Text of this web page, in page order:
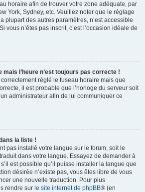
horaire afin de trouver votre zone adéquate, par
York, Sydney, etc. Veuillez noter que le réglage
plupart des autres paramètres, n’est accessible
vous n’êtes pas inscrit, c’est l’occasion idéale de
mais l’heure n’est toujours pas correcte !
réglé le fuseau horaire mais que
il est probable que l’horloge du serveur soit
administrateur afin de lui communiquer ce
la liste !
pas installé votre langue sur le forum, soit le
dans votre langue. Essayez de demander à
est possible qu’il puisse installer la langue que
désirée n’existe pas, vous êtes libre de vous
une nouvelle traduction. Pour plus
rendre sur le site internet de phpBB® (en